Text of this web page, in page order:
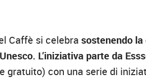
Caffè si celebrasostenendo
L’iniziativa parte da
gratuito) con una serie di